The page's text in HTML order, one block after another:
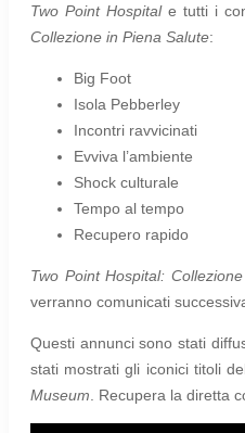
Two Point Hospitale tutti i
Collezione in Piena Salute:
Big Foot
Isola Pebberley
Incontri ravvicinati
Evviva l’ambiente
Shock culturale
Tempo al tempo
Recupero rapido
Two Point Hospital:
verranno comunicati
Questi annunci sono stati
stati mostrati gli iconici titoli
Museum . Recupera la diretta